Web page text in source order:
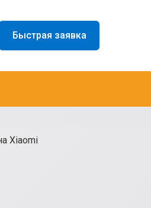
Быстрая заявка